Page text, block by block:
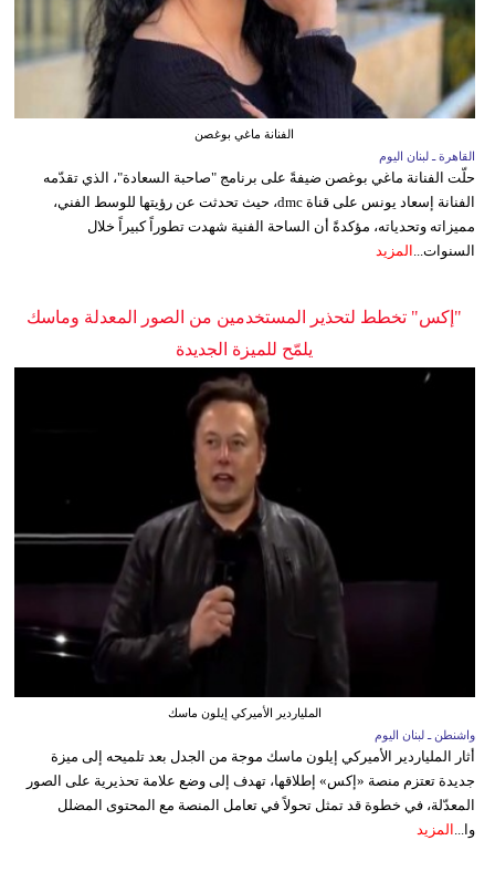
الفنانة ماغي بوغصن
القاهرة ـ لبنان اليوم
حلّت الفنانة ماغي بوغصن ضيفةً على برنامج "صاحبة السعادة"، الذي تقدّمه
الفنانة إسعاد يونس على قناة dmc، حيث تحدثت عن رؤيتها للوسط الفني،
مميزاته وتحدياته، مؤكدةً أن الساحة الفنية شهدت تطوراً كبيراً خلال
السنوات...
المزيد
"إكس" تخطط لتحذير المستخدمين من الصور المعدلة وماسك
يلمّح للميزة الجديدة
الملياردير الأميركي إيلون ماسك
واشنطن ـ لبنان اليوم
أثار الملياردير الأميركي إيلون ماسك موجة من الجدل بعد تلميحه إلى ميزة
جديدة تعتزم منصة «إكس» إطلاقها، تهدف إلى وضع علامة تحذيرية على الصور
المعدّلة، في خطوة قد تمثل تحولاً في تعامل المنصة مع المحتوى المضلل
وا... المزيد